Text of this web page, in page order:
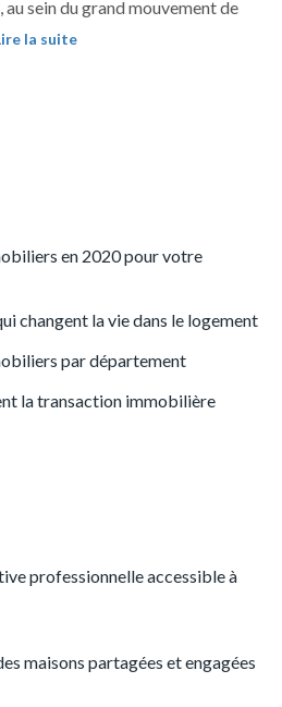
au sein du grand mouvement de
la suite
en 2020 pour votre
changent la vie dans le logement
par département
la transaction immobilière
professionnelle accessible à
maisons partagées et engagées